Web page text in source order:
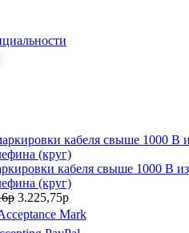
кабеля свыше 1000 В из
(круг)
3.225,75р